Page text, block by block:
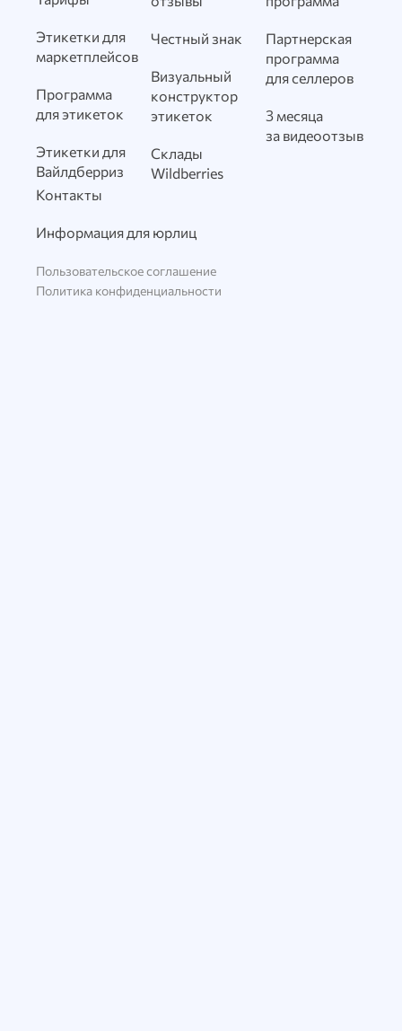
Этикетки для
маркетплейсов
Программа
для этикеток
Этикетки для
Вайлдберриз
Честный знак
Визуальный
конструктор
этикеток
Склады
Wildberries
Партнерская
программа
для селлеров
3 месяца
за видеоотзыв
Контакты
Информация для юрлиц
Пользовательское соглашение
Политика конфиденциальности